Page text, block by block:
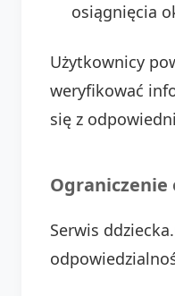
osiągnięcia
Użytkownicy
weryfikować
się z
Ograniczenie
Serwis